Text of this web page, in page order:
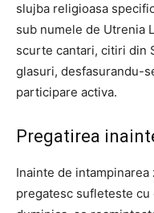
slujba religioasa
sub numele de Utrenia
scurte cantari, citiri din
glasuri, desfasurandu-
participare activa.
Pregatirea
Inainte de
pregatesc sufleteste